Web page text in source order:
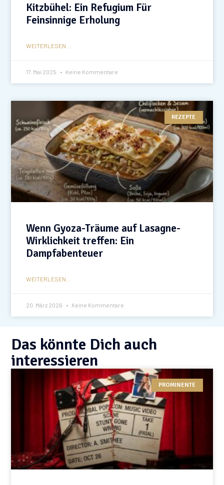
Kitzbühel: Ein Refugium Für
Feinsinnige Erholung
WEITERLESEN...
17. Mai 2025 Keine Kommentare
REZEPTE
Wenn Gyoza-Träume auf Lasagne-
Wirklichkeit treffen: Ein
Dampfabenteuer
WEITERLESEN...
20. März 2026 Keine Kommentare
Das könnte Dich auch
interessieren
PROMINENTE